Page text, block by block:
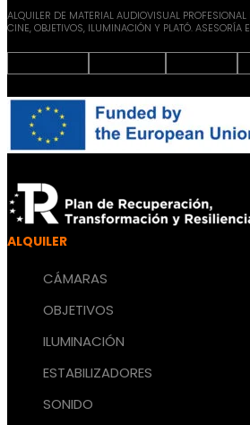
ALQUILER DE MATERIAL AUDIOVISUAL
CINE, OBJETIVOS, ILUMINACIÓN Y PLATÓ. ASESORÍA
ALQUILER
CÁMARAS
OBJETIVOS
ILUMINACIÓN
ESTABILIZADORES
SONIDO